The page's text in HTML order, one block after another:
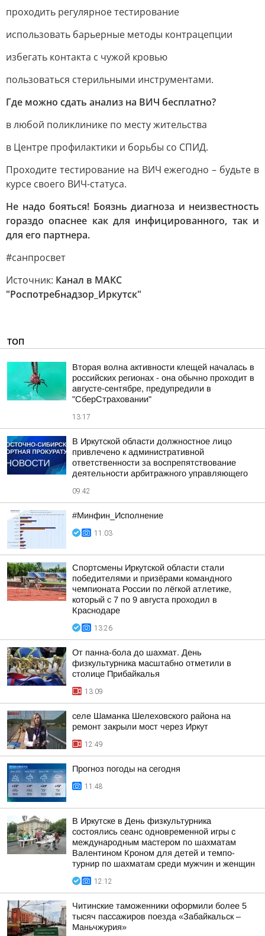
проходить регулярное тестирование
использовать барьерные методы контрацепции
избегать контакта с чужой кровью
пользоваться стерильными инструментами.
Где можно сдать анализ на ВИЧ бесплатно?
в любой поликлинике по месту жительства
в Центре профилактики и борьбы со СПИД.
Проходите тестирование на ВИЧ ежегодно – будьте в
курсе своего ВИЧ-статуса.
Не надо бояться! Боязнь диагноза и неизвестность
гораздо опаснее как для инфицированного, так и
для его партнера.
#санпросвет
Источник: Канал в МАКС
"Роспотребнадзор_Иркутск"
ТОП
Вторая волна активности клещей началась в
российских регионах - она обычно проходит в
августе-сентябре, предупредили в
"СберСтраховании"
13:17
В Иркутской области должностное лицо
привлечено к административной
ответственности за воспрепятствование
деятельности арбитражного управляющего
09:42
#Минфин_Исполнение
11:03
Спортсмены Иркутской области стали
победителями и призёрами командного
чемпионата России по лёгкой атлетике,
который с 7 по 9 августа проходил в
Краснодаре
13:26
От панна-бола до шахмат. День
физкультурника масштабно отметили в
столице Прибайкалья
13:09
селе Шаманка Шелеховского района на
ремонт закрыли мост через Иркут
12:49
Прогноз погоды на сегодня
11:48
В Иркутске в День физкультурника
состоялись сеанс одновременной игры с
международным мастером по шахматам
Валентином Кроном для детей и темпо-
турнир по шахматам среди мужчин и женщин
12:12
Читинские таможенники оформили более 5
тысяч пассажиров поезда «Забайкальск –
Маньчжурия»